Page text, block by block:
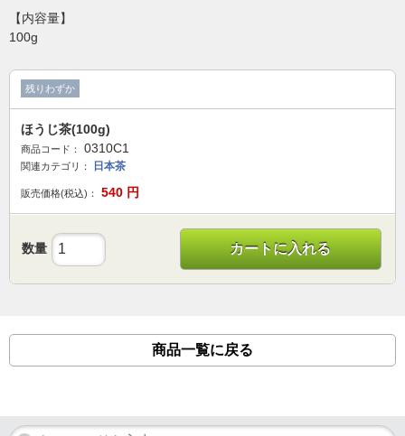
【内容量】
100g
残りわずか
ほうじ茶(100g)
商品コード： 0310C1
関連カテゴリ： 日本茶
販売価格(税込)： 540 円
数量 カートに入れる
商品一覧に戻る